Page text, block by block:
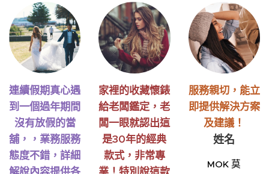
連續假期真心遇
到一個過年期間
沒有放假的當
舖，，業務服務
態度不錯，詳細
家裡的收藏懷錶
給老闆鑑定，老
闆一眼就認出這
是30年的經典
款式，非常專
服務親切，能立
即提供解決方案
及建議！
姓名
MOK 莫